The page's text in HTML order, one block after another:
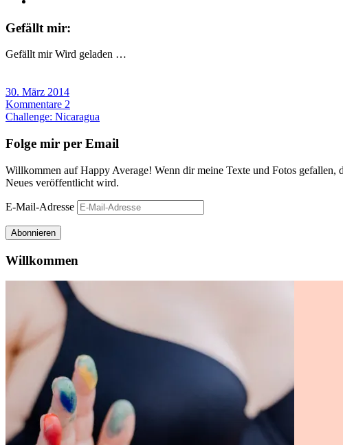
Gefällt mir:
Gefällt mir Wird geladen …
30. März 2014
Kommentare 2
Challenge: Nicaragua
Folge mir per Email
Willkommen auf Happy Average! Wenn dir meine Texte und Fotos
Neues veröffentlicht wird.
E-Mail-Adresse
Abonnieren
Willkommen